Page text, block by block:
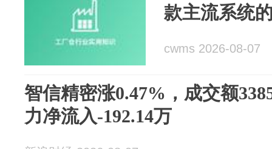
款主流系统
cwms 2026-08-07
智信精密涨0.47%，成交额
力净流入-192.14万